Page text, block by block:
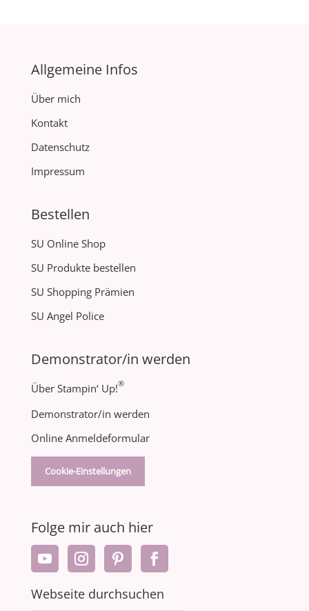
Allgemeine Infos
Über mich
Kontakt
Datenschutz
Impressum
Bestellen
SU Online Shop
SU Produkte bestellen
SU Shopping Prämien
SU Angel Police
Demonstrator/in werden
Über Stampin‘ Up!®
Demonstrator/in werden
Online Anmeldeformular
Cookie-Einstellungen
Folge mir auch hier
Webseite durchsuchen